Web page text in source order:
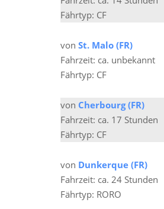
Fährtyp: CF
von St. Malo (FR)
Fahrzeit: ca. unbekannt
Fährtyp: CF
von Cherbourg (FR)
Fahrzeit: ca. 17 Stunden
Fährtyp: CF
von Dunkerque (FR)
Fahrzeit: ca. 24 Stunden
Fährtyp: RORO